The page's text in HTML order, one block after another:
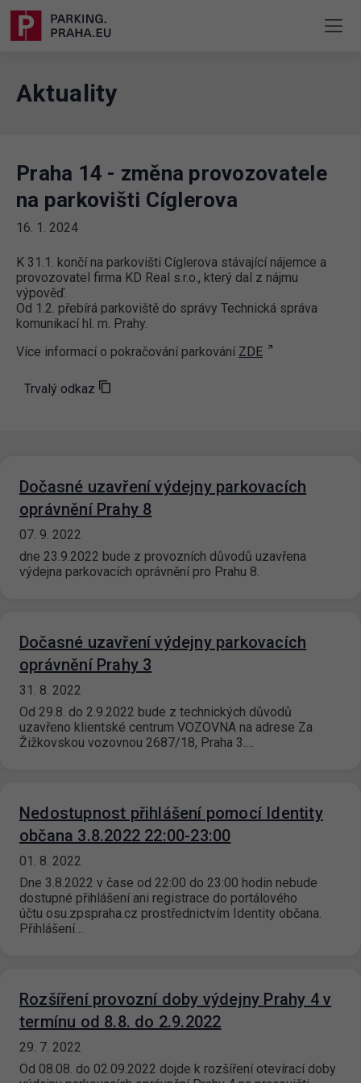
Aktuality
Praha 14 - změna provozovatele
na parkovišti Cíglerova
16. 1. 2024
K 31.1. končí na parkovišti Cíglerova stávající nájemce a
provozovatel firma KD Real s.r.o., který dal z nájmu
výpověď.
Od 1.2. přebírá parkoviště do správy Technická správa
komunikací hl. m. Prahy.
Více informací o pokračování parkování ZDE
Trvalý odkaz
Dočasné uzavření výdejny parkovacích
oprávnění Prahy 8
07. 9. 2022
dne 23.9.2022 bude z provozních důvodů uzavřena
výdejna parkovacích oprávnění pro Prahu 8.
Dočasné uzavření výdejny parkovacích
oprávnění Prahy 3
31. 8. 2022
Od 29.8. do 2.9.2022 bude z technických důvodů
uzavřeno klientské centrum VOZOVNA na adrese Za
Žižkovskou vozovnou 2687/18, Praha 3.…
Nedostupnost přihlášení pomocí Identity
občana 3.8.2022 22:00-23:00
01. 8. 2022
Dne 3.8.2022 v čase od 22:00 do 23:00 hodin nebude
dostupné přihlášení ani registrace do portálového
účtu osu.zpspraha.cz prostřednictvím Identity občana.
Přihlášení…
Rozšíření provozní doby výdejny Prahy 4 v
termínu od 8.8. do 2.9.2022
29. 7. 2022
Od 08.08. do 02.09.2022 dojde k rozšíření otevírací doby